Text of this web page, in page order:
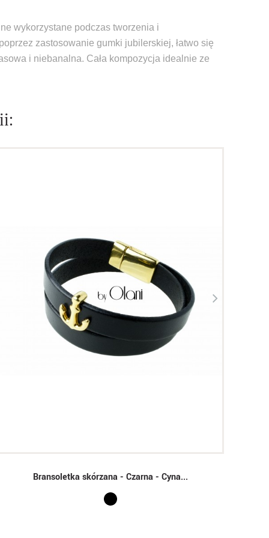
wykorzystane podczas tworzenia i
zastosowanie gumki jubilerskiej, łatwo się
i niebanalna. Cała kompozycja idealnie ze
Bransoletka skórzana - Czarna - Cyna...